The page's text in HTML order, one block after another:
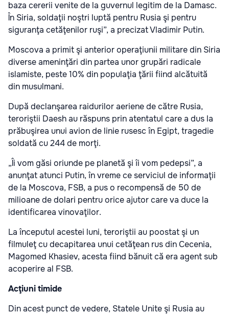
baza cererii venite de la guvernul legitim de la Damasc.
În Siria, soldaţii noştri luptă pentru Rusia şi pentru
siguranţa cetăţenilor ruşi”, a precizat Vladimir Putin.
Moscova a primit şi anterior operaţiunii militare din Siria
diverse ameninţări din partea unor grupări radicale
islamiste, peste 10% din populaţia ţării fiind alcătuită
din musulmani.
După declanşarea raidurilor aeriene de către Rusia,
teroriştii Daesh au răspuns prin atentatul care a dus la
prăbuşirea unui avion de linie rusesc în Egipt, tragedie
soldată cu 244 de morţi.
„Îi vom găsi oriunde pe planetă şi îi vom pedepsi”, a
anunţat atunci Putin, în vreme ce serviciul de informaţii
de la Moscova, FSB, a pus o recompensă de 50 de
milioane de dolari pentru orice ajutor care va duce la
identificarea vinovaţilor.
La începutul acestei luni, teroriştii au poostat şi un
filmuleţ cu decapitarea unui cetăţean rus din Cecenia,
Magomed Khasiev, acesta fiind bănuit că era agent sub
acoperire al FSB.
Acţiuni timide
Din acest punct de vedere, Statele Unite şi Rusia au